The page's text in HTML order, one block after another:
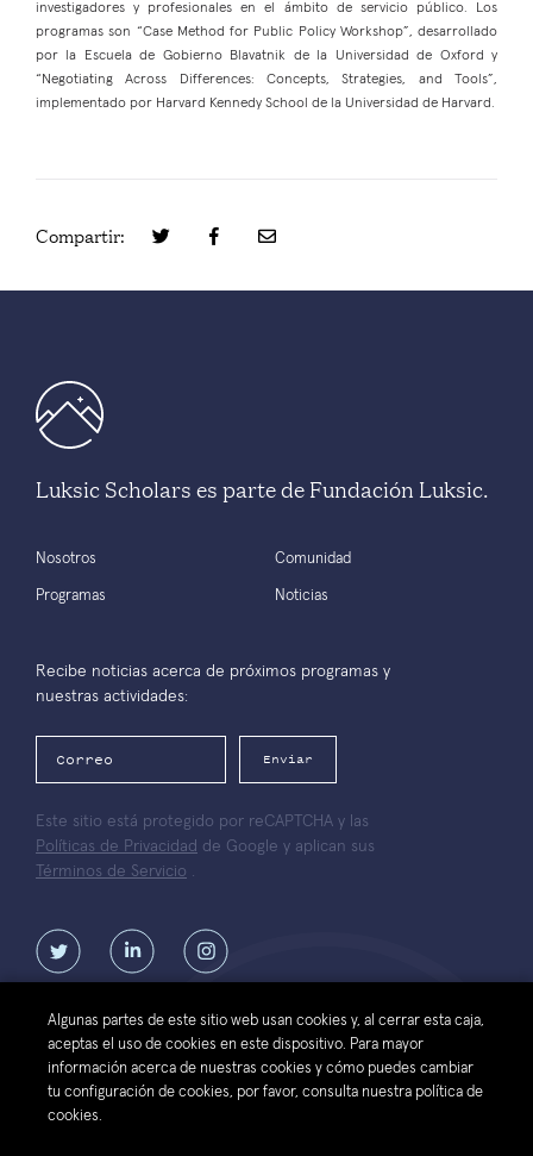
investigadores y profesionales en el ámbito de servicio público. Los
programas son “Case Method for Public Policy Workshop”, desarrollado
por la Escuela de Gobierno Blavatnik de la Universidad de Oxford y
“Negotiating Across Differences: Concepts, Strategies, and Tools”,
implementado por Harvard Kennedy School de la Universidad de Harvard.
Compartir:
Luksic Scholars es parte de Fundación Luksic.
Nosotros
Programas
Comunidad
Noticias
Recibe noticias acerca de próximos programas y
nuestras actividades:
Enviar
Este sitio está protegido por reCAPTCHA y las
Políticas de Privacidad de Google y aplican sus
Términos de Servicio .
ContáctanosTérminos de
uso del sitio
web
Política de protección de datos
personales de la Fundación Luksic
Scholars
Algunas partes de este sitio web usan cookies y, al cerrar esta caja,
aceptas el uso de cookies en este dispositivo. Para mayor
información acerca de nuestras cookies y cómo puedes cambiar
tu configuración de cookies, por favor, consulta nuestra política de
cookies.